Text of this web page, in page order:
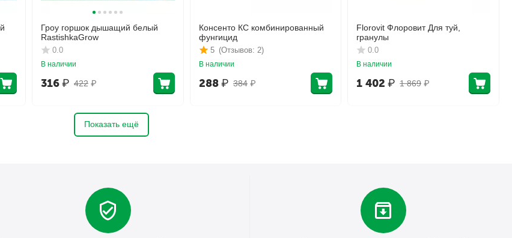
Гроу горшок дышащий белый
RastishkaGrow
0.0
В наличии
422 ₽
316₽
Консенто КС комбинированный
фунгицид
(Отзывов: 2)
5
В наличии
384 ₽
288₽
Florovit Флоровит Для туй,
гранулы
0.0
В наличии
1 869 ₽
1 402 ₽
Показать ещё